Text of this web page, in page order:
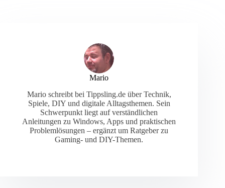
Mario
Mario schreibt bei Tippsling.de über Technik,
Spiele, DIY und digitale Alltagsthemen. Sein
Schwerpunkt liegt auf verständlichen
Anleitungen zu Windows, Apps und praktischen
Problemlösungen – ergänzt um Ratgeber zu
Gaming- und DIY-Themen.